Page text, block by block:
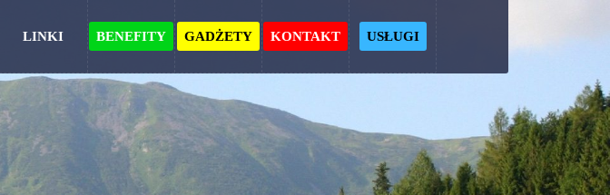
LINKI BENEFITY GADŻETY KONTAKT USŁUGI